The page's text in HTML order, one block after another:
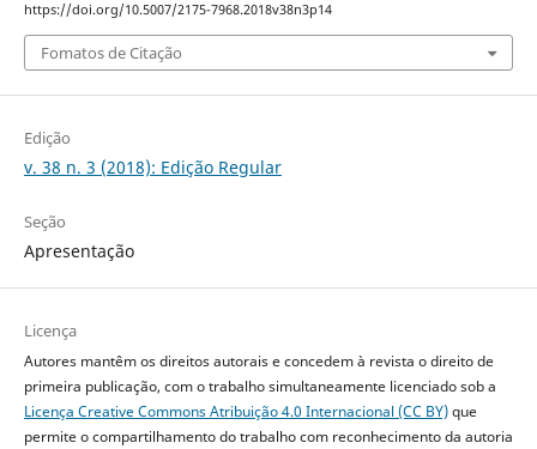
https://doi.org/10.5007/2175-7968.2018v38n3p14
Fomatos de Citação
Edição
v. 38 n. 3 (2018): Edição Regular
Seção
Apresentação
Licença
Autores mantêm os direitos autorais e concedem à revista o direito de
primeira publicação, com o trabalho simultaneamente licenciado sob a
Licença Creative Commons Atribuição 4.0 Internacional (CC BY)que
permite o compartilhamento do trabalho com reconhecimento da autoria